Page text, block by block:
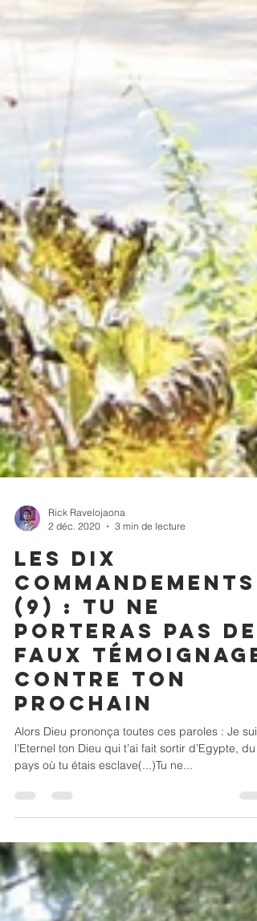
Rick Ravelojaona
2 déc. 2020
3 min de lecture
Les dix
commandements
(9) : Tu ne
porteras pas de
faux témoignage
contre ton
prochain
pays où tu étais esclave(...)Tu ne...